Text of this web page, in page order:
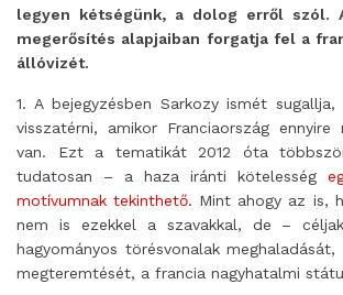
legyen kétségünk, a dolog erről szól.
megerősítés alapjaiban forgatja fel a
állóvizét.
1. A bejegyzésben Sarkozy ismét sugallja,
visszatérni, amikor Franciaország ennyire
van. Ezt a tematikát 2012 óta
tudatosan – a haza iránti kötelesség
motívumnak tekinthető. Mint ahogy az is,
nem is ezekkel a szavakkal, de –
hagyományos törésvonalak
megteremtését, a francia nagyhatalmi